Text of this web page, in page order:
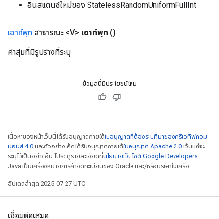
อินสแตนซ์ใหม่ของ StatelessRandomUniformFullInt
เอาท์พุท สาธารณะ <V> เอาท์พุท ()
ค่าสุ่มที่มีรูปร่างที่ระบุ
ข้อมูลนี้มีประโยชน์ไหม
เนื้อหาของหน้าเว็บนี้ได้รับอนุญาตภายใต้ใบอนุญาตที่ต้องระบุที่มาของครีเอทีฟคอม
มอนส์ 4.0 และตัวอย่างโค้ดได้รับอนุญาตภายใต้ใบอนุญาต Apache 2.0 เว้นแต่จะ
ระบุไว้เป็นอย่างอื่น โปรดดูรายละเอียดที่นโยบายเว็บไซต์ Google Developers
Java เป็นเครื่องหมายการค้าจดทะเบียนของ Oracle และ/หรือบริษัทในเครือ
อัปเดตล่าสุด 2025-07-27 UTC
เชื่อมต่อเสมอ